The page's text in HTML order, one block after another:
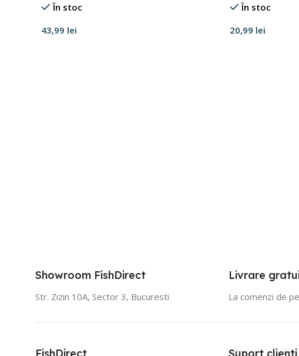
În stoc
43,99 lei
În stoc
20,99 lei
Showroom FishDirect
Str. Zizin 10A, Sector 3, Bucuresti
Livrare
La comenzi de
FishDirect Suport clienti